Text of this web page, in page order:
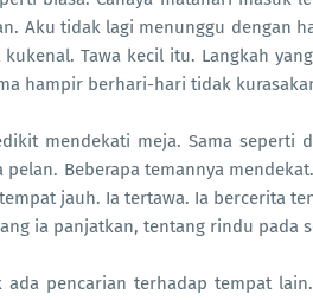
Aku tidak lagi menunggu dengan
Tawa kecil itu. Langkah
hampir berhari-hari tidak
mendekati meja. Sama seperti
Beberapa temannya
jauh. Ia tertawa. Ia bercerita
ia panjatkan, tentang rindu pada
ada pencarian terhadap tempat